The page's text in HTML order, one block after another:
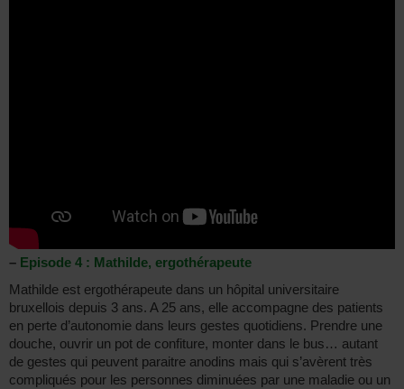
– Episode 4 : Mathilde, ergothérapeute
Mathilde est ergothérapeute dans un hôpital universitaire
bruxellois depuis 3 ans. A 25 ans, elle accompagne des patients
en perte d’autonomie dans leurs gestes quotidiens. Prendre une
douche, ouvrir un pot de confiture, monter dans le bus… autant
de gestes qui peuvent paraitre anodins mais qui s’avèrent très
compliqués pour les personnes diminuées par une maladie ou un